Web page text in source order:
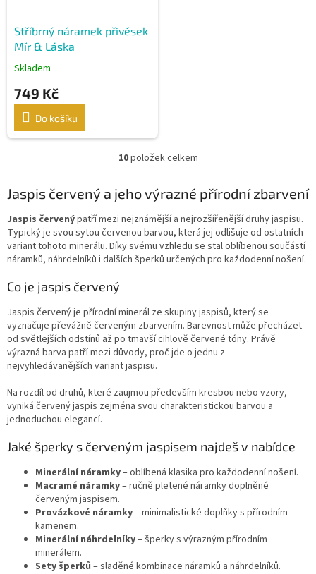
Stříbrný náramek přívěsek
Mír & Láska
Skladem
749 Kč
Do košíku
O
l
á
d
a
c
í
k
y
v
ý
s
u
10položek celkem
Jaspis červený a jeho výrazné přírodní zbarvení
Jaspis červenýpatří mezi nejznámější a nejrozšířenější druhy jaspisu.
Typický je svou sytou červenou barvou, která jej odlišuje od ostatních
variant tohoto minerálu. Díky svému vzhledu se stal oblíbenou součástí
náramků, náhrdelníků i dalších šperků určených pro každodenní nošení.
Co je jaspis červený
Jaspis červený je přírodní minerál ze skupiny jaspisů, který se
vyznačuje převážně červeným zbarvením. Barevnost může přecházet
od světlejších odstínů až po tmavší cihlově červené tóny. Právě
výrazná barva patří mezi důvody, proč jde o jednu z
nejvyhledávanějších variant jaspisu.
Na rozdíl od druhů, které zaujmou především kresbou nebo vzory,
vyniká červený jaspis zejména svou charakteristickou barvou a
jednoduchou elegancí.
Jaké šperky s červeným jaspisem najdeš v nabídce
Minerální náramky– oblíbená klasika pro každodenní nošení.
Macramé náramky– ručně pletené náramky doplněné
červeným jaspisem.
Provázkové náramky– minimalistické doplňky s přírodním
kamenem.
Minerální náhrdelníky– šperky s výrazným přírodním
minerálem.
Sety šperků – sladěné kombinace náramků a náhrdelníků.